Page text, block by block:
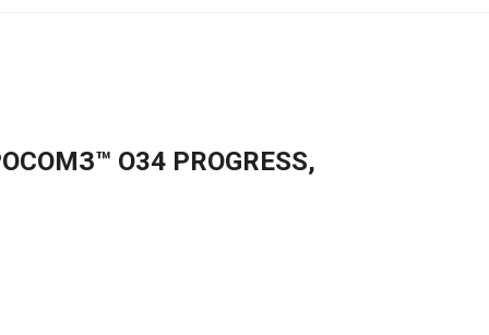
О34 PROGRESS,